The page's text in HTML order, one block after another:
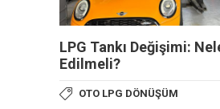
LPG Tankı Değişimi:
Edilmeli?
OTO LPG DÖNÜŞÜM